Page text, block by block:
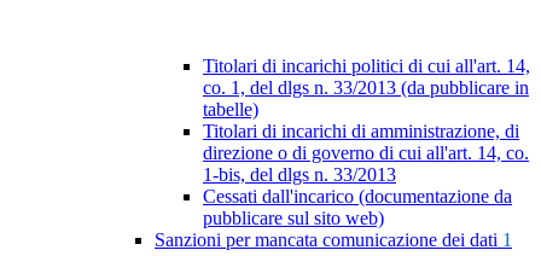
Titolari di incarichi politici di cui all'art. 14,
co. 1, del dlgs n. 33/2013 (da pubblicare in
tabelle)
Titolari di incarichi di amministrazione, di
direzione o di governo di cui all'art. 14, co.
1-bis, del dlgs n. 33/2013
Cessati dall'incarico (documentazione da
pubblicare sul sito web)
Sanzioni per mancata comunicazione dei dati 1